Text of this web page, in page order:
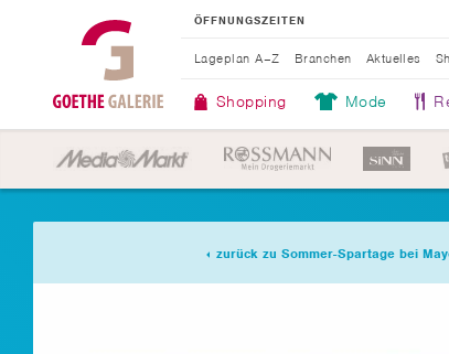
ÖFFNUNGSZEITEN
Shopping Mode
Lageplan A–Z Branchen Aktuelles
zurück zu Sommer-Spartage bei